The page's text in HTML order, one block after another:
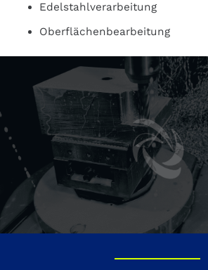
Edelstahlverarbeitung
Oberflächenbearbeitung